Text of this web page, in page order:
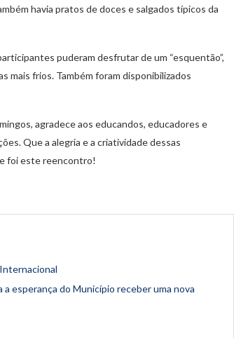
havia pratos de doces e salgados típicos da
puderam desfrutar de um “esquentão”,
mais frios. Também foram disponibilizados
agradece aos educandos, educadores e
Que a alegria e a criatividade dessas
foi este reencontro!
esperança do Município receber uma nova